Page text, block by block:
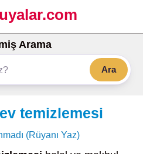
Arama
Ara
temizlemesi
(Rüyanı Yaz)